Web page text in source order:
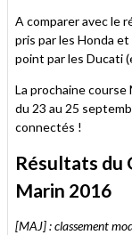
A comparer avec le
pris par les Honda
point par les Ducati
La prochaine course
du 23 au 25
connectés !
Résultats du
Marin 2016
[MAJ] : classement